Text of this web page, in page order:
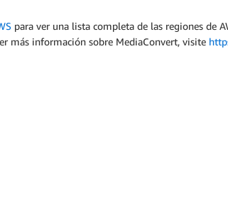
para ver una lista completa de las regiones de
más información sobre MediaConvert, visite